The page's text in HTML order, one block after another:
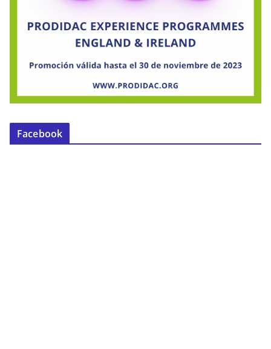
Facebook